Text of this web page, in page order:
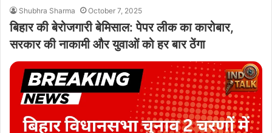
Shubhra Sharma October 7, 2025
बिहार की बेरोजगारी बेमिसाल: पेपर लीक का कारोबार,
सरकार की नाकामी और युवाओं को हर बार ठेंगा